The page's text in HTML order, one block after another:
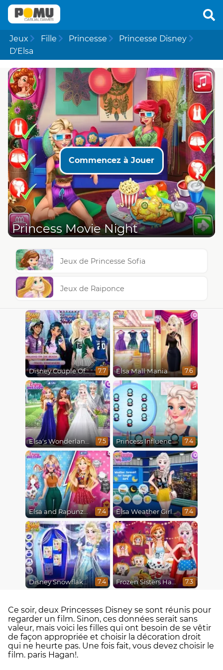
Jeux Fille Princesse
Princesse Disney
D'Elsa
Commencez à Jouer
Princess Movie Night
Jeux de Princesse Sofia
Jeux de Raiponce
Disney Couple Of The Year 7.7 Elsa Mall Mania 7.6
Elsa's Wonderland Wedding 7.5 Princess Influencer Winter Wonderland 7.4
Elsa and Rapunzel Princess Rivalry 7.4 Elsa Weather Girl Fashion 7.4
Disney Snowflakes Winter Ball 7.4 Frozen Sisters Halloween Party 7.3
Ce soir, deux Princesses Disney se sont réunis pour
regarder un film. Sinon, ces données serait sans
valeur, mais voici les filles qui ont besoin de se vêtir
de façon appropriée et choisir la décoration droit
qui ne heurte pas. Une fois fait, vous devez choisir le
film. paris Hagan!.